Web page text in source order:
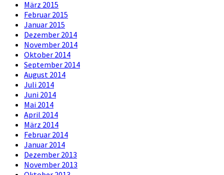
März 2015
Februar 2015
Januar 2015
Dezember 2014
November 2014
Oktober 2014
September 2014
August 2014
Juli 2014
Juni 2014
Mai 2014
April 2014
März 2014
Februar 2014
Januar 2014
Dezember 2013
November 2013